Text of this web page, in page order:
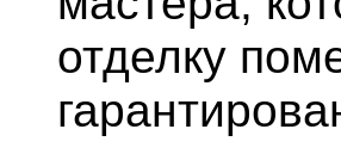
отделку